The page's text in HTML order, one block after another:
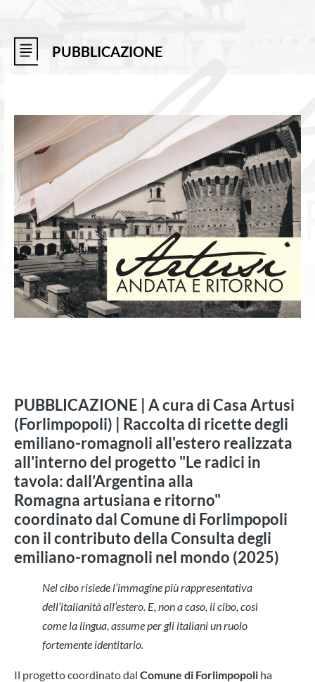
PUBBLICAZIONE
PUBBLICAZIONE | A cura di Casa Artusi
(Forlimpopoli) | Raccolta di ricette degli
emiliano-romagnoli all'estero realizzata
all'interno del progetto "Le radici in
tavola: dall’Argentina alla
Romagna artusiana e ritorno"
coordinato dal Comune di Forlimpopoli
con il contributo della Consulta degli
emiliano-romagnoli nel mondo (2025)
Nel cibo risiede l’immagine più rappresentativa
dell’italianità all’estero. E, non a caso, il cibo, così
come la lingua, assume per gli italiani un ruolo
fortemente identitario.
Il progetto coordinato dal Comune di Forlimpopoli ha